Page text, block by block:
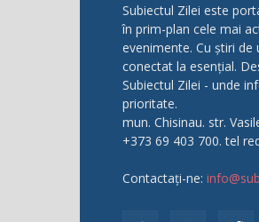
Subiectul Zilei este
în prim-plan cele mai
evenimente. Cu știri
conectat la esențial.
Subiectul Zilei - unde
prioritate.
mun. Chisinau. str.
+373 69 403 700. tel
Contactați-ne: